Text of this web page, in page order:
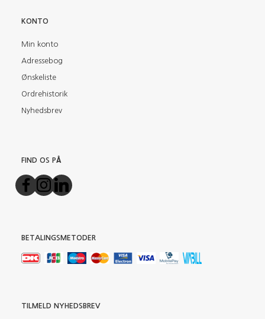
KONTO
Min konto
Adressebog
Ønskeliste
Ordrehistorik
Nyhedsbrev
FIND OS PÅ
BETALINGSMETODER
TILMELD NYHEDSBREV